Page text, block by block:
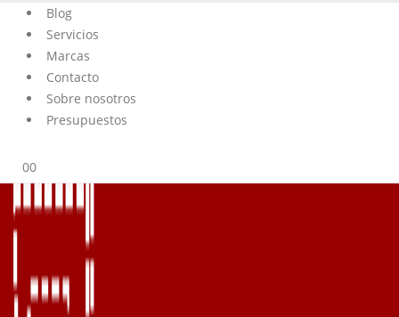
Blog
Servicios
Marcas
Contacto
Sobre nosotros
Presupuestos
00